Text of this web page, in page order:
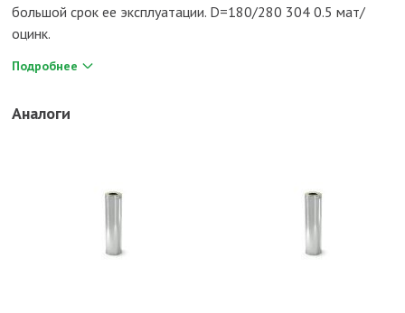
большой срок ее эксплуатации. D=180/280 304 0.5 мат/
оцинк.
Подробнее
Аналоги